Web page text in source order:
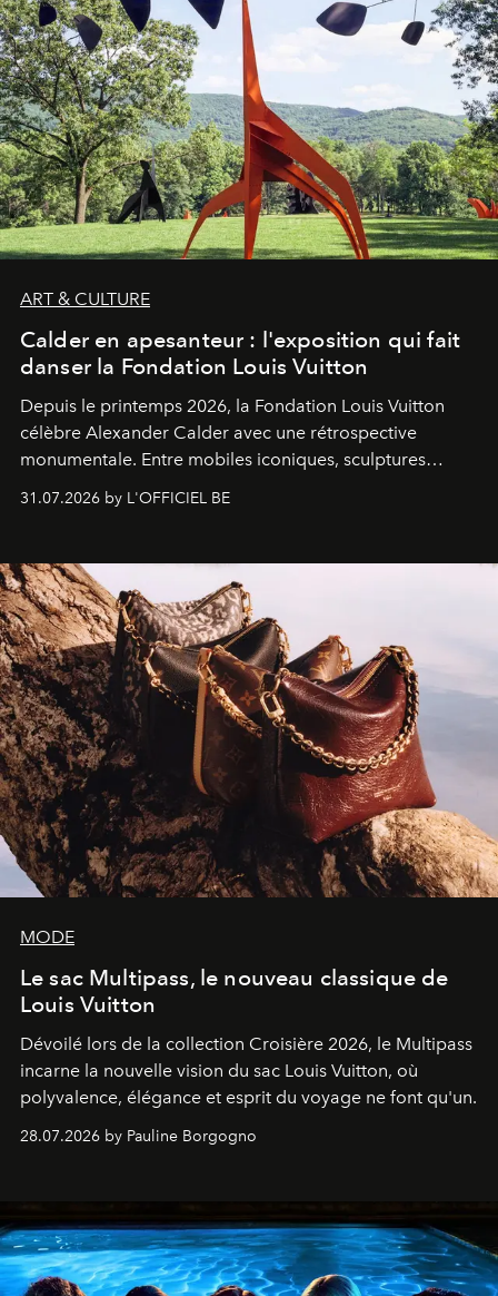
ART & CULTURE
Calder en apesanteur : l'exposition qui fait
danser la Fondation Louis Vuitton
Depuis le printemps 2026, la Fondation Louis Vuitton
célèbre Alexander Calder avec une rétrospective
monumentale. Entre mobiles iconiques, sculptures
monumentales et poésie du mouvement, l'artiste
américain investit les espaces imaginés par Frank Gehry
sculpture.
31.07.2026 by L'OFFICIEL BE
MODE
Le sac Multipass, le nouveau classique de
Louis Vuitton
Dévoilé lors de la collection Croisière 2026, le Multipass
incarne la nouvelle vision du sac Louis Vuitton, où
polyvalence, élégance et esprit du voyage ne font qu'un.
28.07.2026 by Pauline Borgogno